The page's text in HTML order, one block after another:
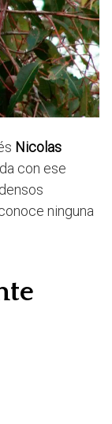
Nicolas
con ese
ninguna